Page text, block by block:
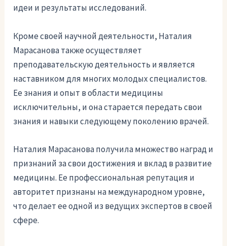
идеи и результаты исследований.
Кроме своей научной деятельности, Наталия
Марасанова также осуществляет
преподавательскую деятельность и является
наставником для многих молодых специалистов.
Ее знания и опыт в области медицины
исключительны, и она старается передать свои
знания и навыки следующему поколению врачей.
Наталия Марасанова получила множество наград и
признаний за свои достижения и вклад в развитие
медицины. Ее профессиональная репутация и
авторитет признаны на международном уровне,
что делает ее одной из ведущих экспертов в своей
сфере.